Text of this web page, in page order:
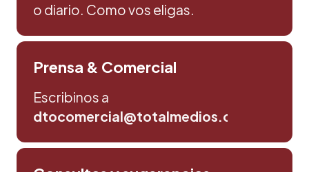
o diario. Como vos eligas.
Prensa & Comercial
Escribinos a
dtocomercial@totalmedios.com